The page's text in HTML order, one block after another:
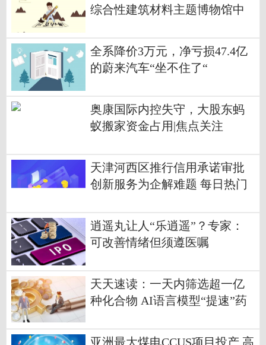
综合性建筑材料主题博物馆中
全系降价3万元，净亏损47.4亿
的蔚来汽车“坐不住了“
奥康国际内控失守，大股东蚂
蚁搬家资金占用|焦点关注
天津河西区推行信用承诺审批
创新服务为企解难题 每日热门
逍遥丸让人“乐逍遥”？专家：
可改善情绪但须遵医嘱
天天速读：一天内筛选超一亿
种化合物 AI语言模型“提速”药
亚洲最大煤电CCUS项目投产 高